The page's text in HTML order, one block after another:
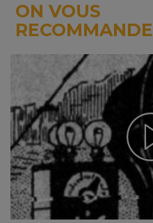
ON VOUS
RECOMMANDE